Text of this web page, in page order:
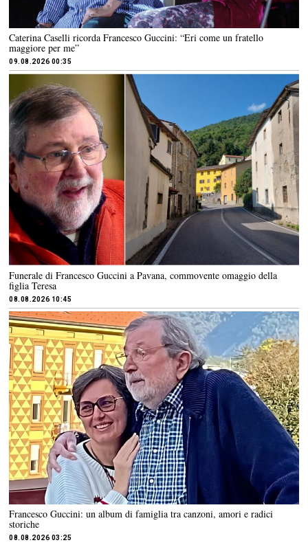
Caterina Caselli ricorda Francesco Guccini: “Eri come un fratello
maggiore per me”
09.08.2026 00:35
Funerale di Francesco Guccini a Pavana, commovente omaggio della
figlia Teresa
08.08.2026 10:45
Francesco Guccini: un album di famiglia tra canzoni, amori e radici
storiche
08.08.2026 03:25